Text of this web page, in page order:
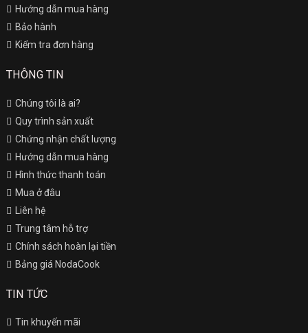
Hướng dẫn mua hàng
Bảo hành
Kiểm tra đơn hàng
THÔNG TIN
Chúng tôi là ai?
Quy trình sản xuất
Chứng nhận chất lượng
Hướng dẫn mua hàng
Hình thức thanh toán
Mua ở đâu
Liên hệ
Trung tâm hỗ trợ
Chính sách hoàn lại tiền
Bảng giá NodaCook
TIN TỨC
Tin khuyến mãi